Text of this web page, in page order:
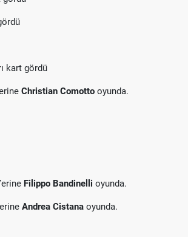
kart gördü
Christian Comotto oyunda.
Filippo Bandinelli oyunda.
Andrea Cistana oyunda.